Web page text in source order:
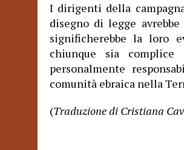
I dirigenti della
disegno di legge
significherebbe la loro
chiunque sia complice
personalmente
comunità ebraica nella
(Traduzione di Cristiana